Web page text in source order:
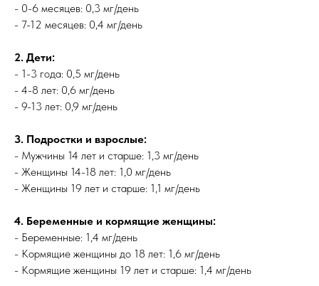
- 0-6 месяцев: 0,3 мг/день
- 7-12 месяцев: 0,4 мг/день
2. Дети:
- 1-3 года: 0,5 мг/день
- 4-8 лет: 0,6 мг/день
- 9-13 лет: 0,9 мг/день
3. Подростки и взрослые:
- Мужчины 14 лет и старше: 1,3 мг/день
- Женщины 14-18 лет: 1,0 мг/день
- Женщины 19 лет и старше: 1,1 мг/день
4. Беременные и кормящие женщины:
- Беременные: 1,4 мг/день
- Кормящие женщины до 18 лет: 1,6 мг/день
- Кормящие женщины 19 лет и старше: 1,4 мг/день